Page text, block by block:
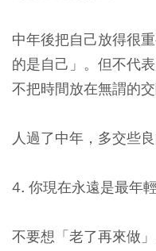
中年後把自己放得很
的是自己」。但不代
不把時間放在無謂的交
人過了中年，多交些良
4. 你現在永遠是最年
不要想「老了再來做